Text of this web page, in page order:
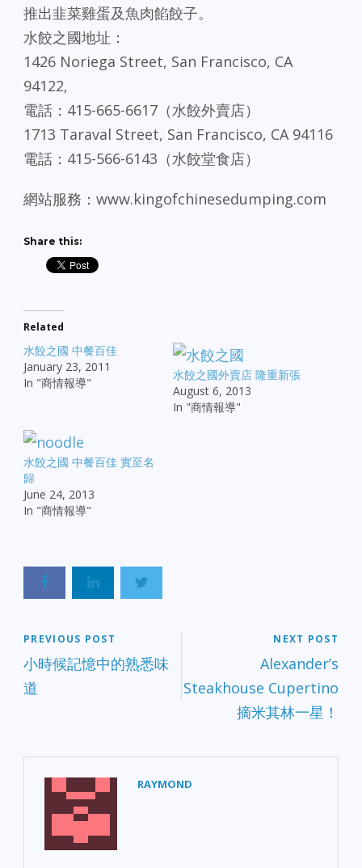
推出韭菜雞蛋及魚肉餡餃子。
水餃之國地址：
1426 Noriega Street, San Francisco, CA
94122,
電話：415-665-6617（水餃外賣店）
1713 Taraval Street, San Francisco, CA 94116
電話：415-566-6143（水餃堂食店）
網站服務：www.kingofchinesedumping.com
Share this:
Related
水餃之國 中餐百佳
January 23, 2011
In "商情報導"
水餃之國外賣店 隆重新張
August 6, 2013
In "商情報導"
水餃之國 中餐百佳 實至名
歸
June 24, 2013
In "商情報導"
PREVIOUS POST
小時候記憶中的熟悉味
道
NEXT POST
Alexander’s
Steakhouse Cupertino
摘米其林一星！
RAYMOND